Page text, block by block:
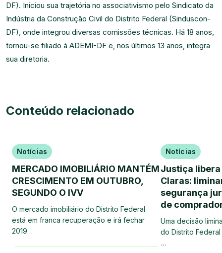
DF). Iniciou sua trajetória no associativismo pelo Sindicato da
Indústria da Construção Civil do Distrito Federal (Sinduscon-
DF), onde integrou diversas comissões técnicas. Há 18 anos,
tornou-se filiado à ADEMI-DF e, nos últimos 13 anos, integra
sua diretoria.
Conteúdo relacionado
Notícias
MERCADO IMOBILIÁRIO MANTÉM
CRESCIMENTO EM OUTUBRO,
SEGUNDO O IVV
O mercado imobiliário do Distrito Federal
está em franca recuperação e irá fechar
2019…
Notícias
Justiça libera
Claras:
segurança
de
Uma decisão
do Distrito
…